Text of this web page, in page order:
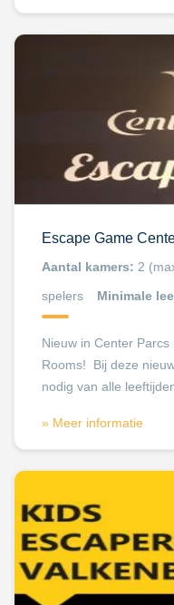
Escape Game
Aantal kamers: 2
spelers
Minimale
Nieuw in Center
Rooms! Bij deze
nodig van alle
» Meer informatie